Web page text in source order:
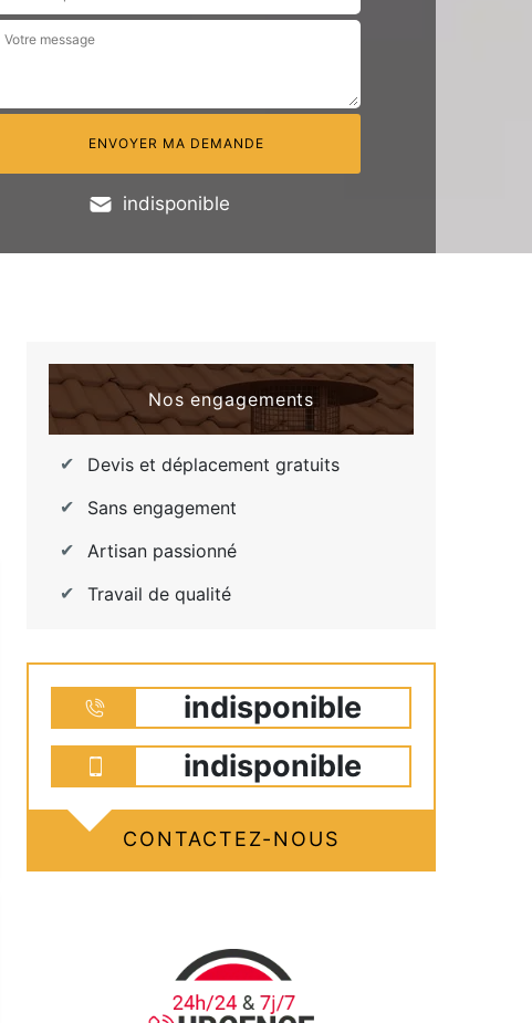
indisponible
Nos engagements
Devis et déplacement gratuits
Sans engagement
Artisan passionné
Travail de qualité
indisponible
indisponible
CONTACTEZ-NOUS